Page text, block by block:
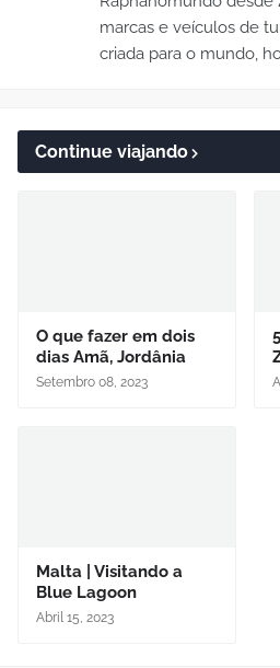
marcas e veículos de
criada para o mundo,
Continue viajando
O que fazer em dois
dias Amã, Jordânia
Setembro 08, 2023
Malta | Visitando a
Blue Lagoon
Abril 15, 2023